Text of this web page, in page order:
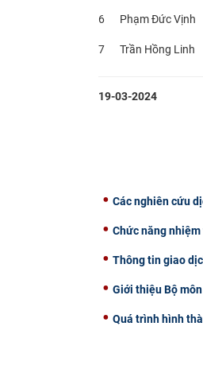
6 Phạm Đức Vịnh
7 Trần Hồng Linh
19-03-2024
Các nghiên cứu
Chức năng nhiệm
Thông tin giao
Giới thiệu Bộ
Quá trình hình